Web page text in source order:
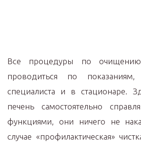
Все процедуры по
проводиться по
специалиста и в стационаре.
печень самостоятельно
функциями, они ничего не
случае «профилактическая»